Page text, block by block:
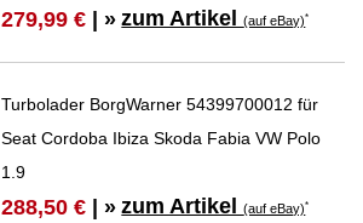
279,99 € | » zum Artikel(auf eBay)*
Turbolader BorgWarner 54399700012 für
Seat Cordoba Ibiza Skoda Fabia VW Polo
1.9
288,50 € | » zum Artikel(auf eBay)*